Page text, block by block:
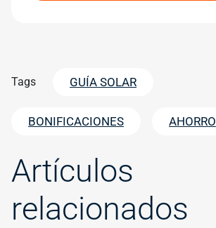
Tags GUÍA SOLAR
BONIFICACIONES AHORRO
Artículos
relacionados